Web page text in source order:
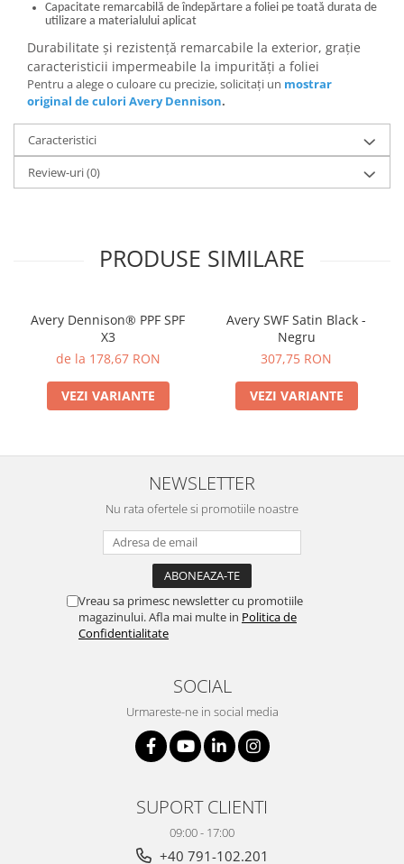
Capacitate remarcabilă de îndepărtare a foliei pe toată durata de
utilizare a materialului aplicat
Durabilitate și rezistență remarcabile la exterior, grație
caracteristicii impermeabile la impurități a foliei
Pentru a alege o culoare cu precizie, solicitați un mostrar
original de culori Avery Dennison.
Caracteristici
Review-uri(0)
PRODUSE SIMILARE
Avery Dennison® PPF SPF
X3
de la 178,67 RON
VEZI VARIANTE
Avery SWF Satin Black -
Negru
307,75 RON
VEZI VARIANTE
NEWSLETTER
Nu rata ofertele si promotiile noastre
Vreau sa primesc newsletter cu promotiile
magazinului. Afla mai multe in Politica de
Confidentialitate
SOCIAL
Urmareste-ne in social media
SUPORT CLIENTI
09:00 - 17:00
+40 791-102.201